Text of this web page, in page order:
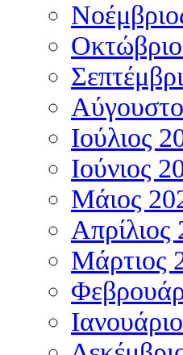
Ιούλιος
Ιούνιος
Μάιος
Απρίλιος
Μάρτιος